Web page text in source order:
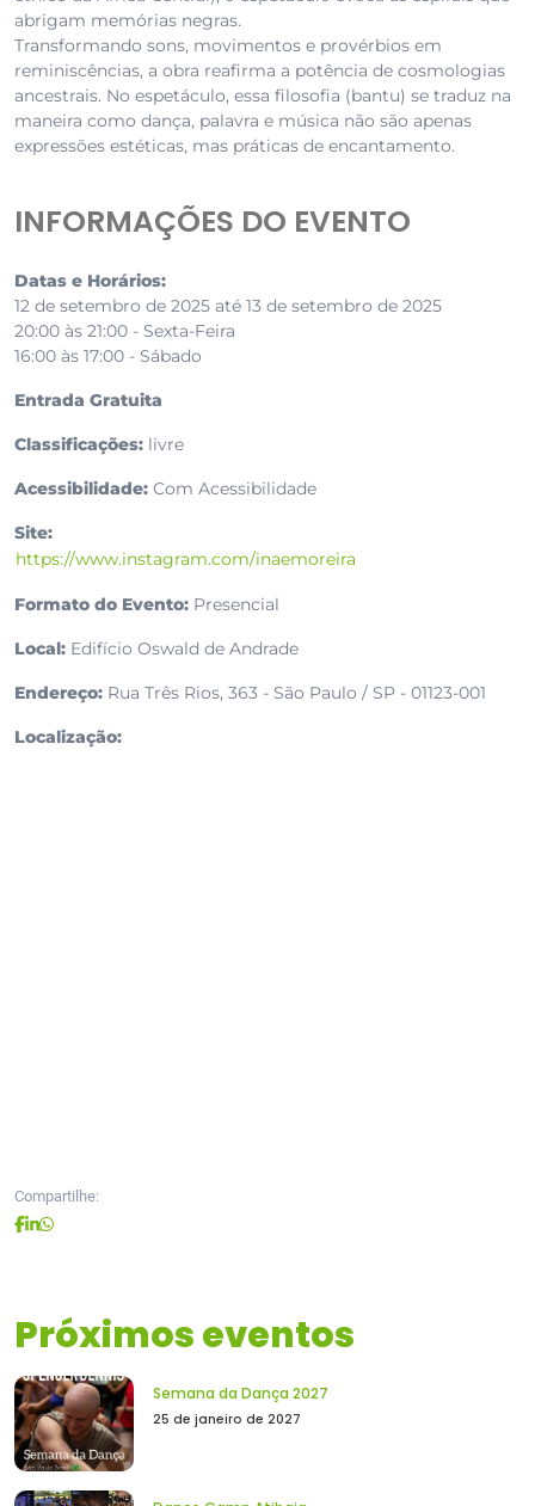
abrigam memórias negras.
Transformando sons, movimentos e provérbios em
reminiscências, a obra reafirma a potência de cosmologias
ancestrais. No espetáculo, essa filosofia (bantu) se traduz na
maneira como dança, palavra e música não são apenas
expressões estéticas, mas práticas de encantamento.
INFORMAÇÕES DO EVENTO
Datas e Horários:
12 de setembro de 2025 até 13 de setembro de 2025
20:00 às 21:00 - Sexta-Feira
16:00 às 17:00 - Sábado
Entrada Gratuita
Classificações: livre
Acessibilidade: Com Acessibilidade
Site:
https://www.instagram.com/inaemoreira
Formato do Evento: Presencial
Local: Edifício Oswald de Andrade
Endereço: Rua Três Rios, 363 - São Paulo / SP - 01123-001
Localização:
Compartilhe:
Próximos eventos
Semana da Dança 2027
25 de janeiro de 2027